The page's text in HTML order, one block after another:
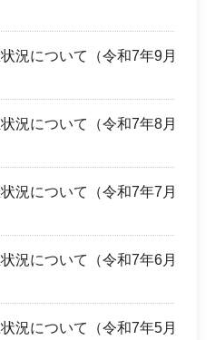
況について（令和7年9月
況について（令和7年8月
況について（令和7年7月
況について（令和7年6月
況について（令和7年5月